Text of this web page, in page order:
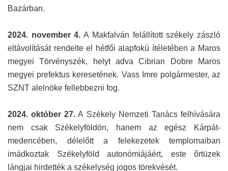
Bazárban.
2024. november 4. A Makfalván felállított székely zászló
eltávolítását rendelte el hétfői alapfokú ítéletében a Maros
megyei Törvényszék, helyt adva Cibrian Dobre Maros
megyei prefektus keresetének. Vass Imre polgármester, az
SZNT alelnöke fellebbezni fog.
2024. október 27. A Székely Nemzeti Tanács felhívására
nem csak Székelyföldön, hanem az egész Kárpát-
medencében, délelőtt a felekezetek templomaiban
imádkoztak Székelyföld autonómiájáért, este őrtüzek
lángjai hirdették a székelység jogos törekvését.